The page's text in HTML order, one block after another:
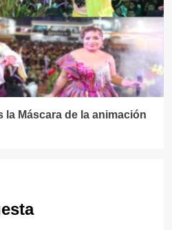
la Máscara de la animación